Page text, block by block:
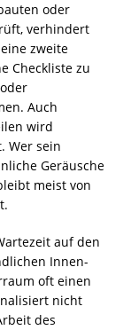
oder
verhindert
zweite
Checkliste zu
Auch
wird
Wer sein
Geräusche
meist von
auf den
Innen-
oft einen
nicht
des